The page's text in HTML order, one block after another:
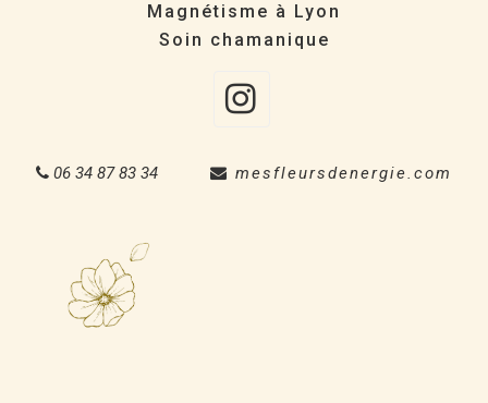
Magnétisme à Lyon
Soin chamanique
06 34 87 83 34 mesfleursdenergie.com